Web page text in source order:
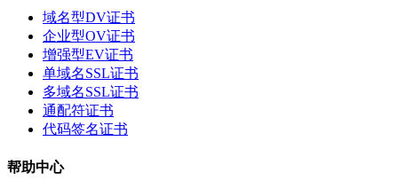
域名型DV证书
企业型OV证书
增强型EV证书
单域名SSL证书
多域名SSL证书
通配符证书
代码签名证书
帮助中心